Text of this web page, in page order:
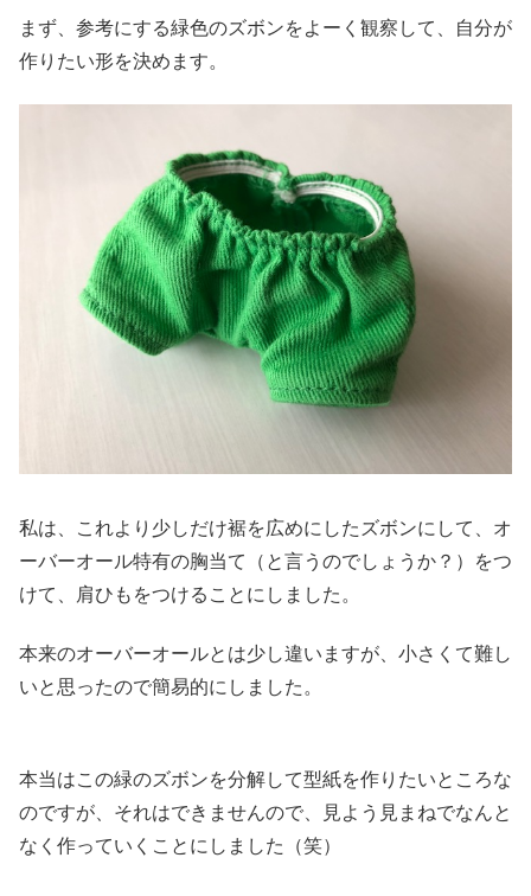
まず、参考にする緑色のズボンをよーく観察して、自分が
作りたい形を決めます。
私は、これより少しだけ裾を広めにしたズボンにして、オ
ーバーオール特有の胸当て（と言うのでしょうか？）をつ
けて、肩ひもをつけることにしました。
本来のオーバーオールとは少し違いますが、小さくて難し
いと思ったので簡易的にしました。
本当はこの緑のズボンを分解して型紙を作りたいところな
のですが、それはできませんので、見よう見まねでなんと
なく作っていくことにしました（笑）